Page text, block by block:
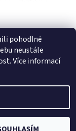
pohodlné
neustále
Více informací